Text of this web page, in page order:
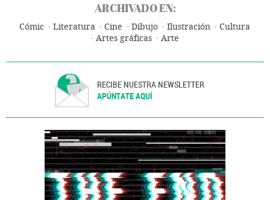
ARCHIVADO EN:
Cómic Literatura Cine Dibujo Ilustración
Cultura
Artes gráficas
Arte
RECIBE NUESTRA NEWSLETTER
APÚNTATE AQUÍ